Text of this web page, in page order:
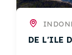
DE L'ILE